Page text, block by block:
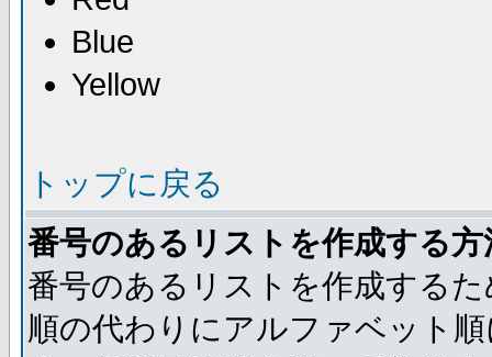
Blue
Yellow
トップに戻る
番号のあるリストを作成する方
番号のあるリストを作成する
順の代わりにアルファベット